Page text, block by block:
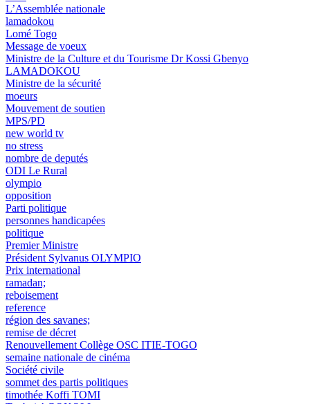
L’Assemblée nationale
lamadokou
Lomé Togo
Message de voeux
Ministre de la Culture et du Tourisme Dr Kossi Gbenyo
LAMADOKOU
Ministre de la sécurité
moeurs
Mouvement de soutien
MPS/PD
new world tv
no stress
nombre de deputés
ODI Le Rural
olympio
opposition
Parti politique
personnes handicapées
politique
Premier Ministre
Président Sylvanus OLYMPIO
Prix international
ramadan;
reboisement
reference
région des savanes;
remise de décret
Renouvellement Collège OSC ITIE-TOGO
semaine nationale de cinéma
Société civile
sommet des partis politiques
timothée Koffi TOMI